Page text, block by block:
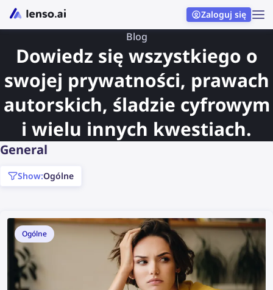
Zaloguj się
Blog
Dowiedz się wszystkiego o
swojej prywatności, prawach
autorskich, śladzie cyfrowym
i wielu innych kwestiach.
General
show:Ogólne
Ogólne